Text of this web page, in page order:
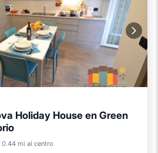
Holiday House en Green
0.44 mi al centro
Balcón/Terraza